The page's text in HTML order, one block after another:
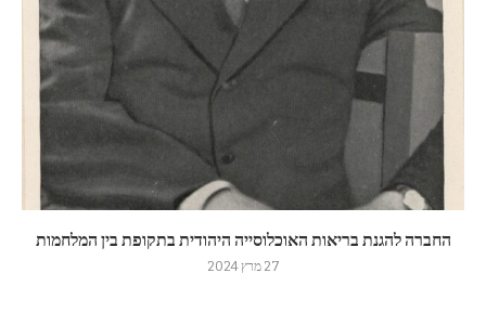
החברה להגנת בריאות האוכלוסייה היהודית בתקופת בין המלחמות
27 מרץ 2024